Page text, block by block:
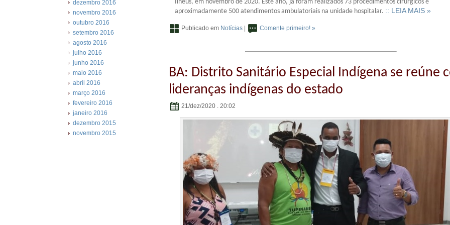
dezembro 2016
novembro 2016
outubro 2016
setembro 2016
agosto 2016
julho 2016
junho 2016
maio 2016
abril 2016
março 2016
fevereiro 2016
janeiro 2016
dezembro 2015
novembro 2015
Ilhéus, em novembro de 2020. Este ano, já foram realizados 73 procedimentos cirúrgicos e
aproximadamente 500 atendimentos ambulatoriais na unidade hospitalar. :: LEIA MAIS »
Publicado em Notícias Comente primeiro! »
BA: Distrito Sanitário Especial Indígena se reúne
lideranças indígenas do estado
21/dez/2020 . 20:02